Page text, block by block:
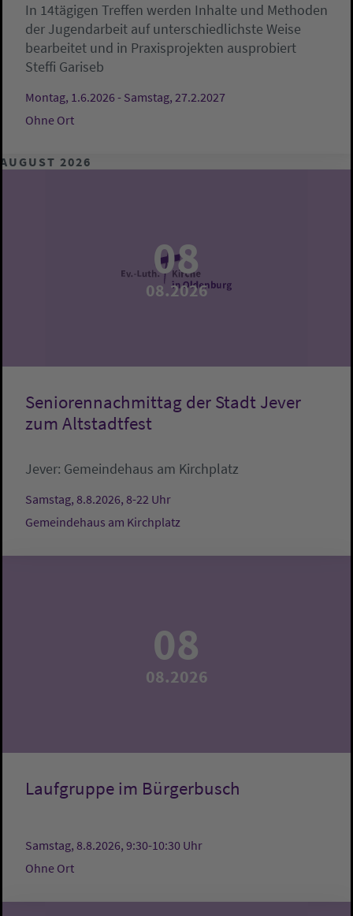
In 14tägigen Treffen werden Inhalte und Methoden
der Jugendarbeit auf unterschiedlichste Weise
bearbeitet und in Praxisprojekten ausprobiert
Steffi Gariseb
Montag, 1.6.2026 - Samstag, 27.2.2027
Ohne Ort
AUGUST 2026
08
08.2026
Seniorennachmittag der Stadt Jever
zum Altstadtfest
Jever: Gemeindehaus am Kirchplatz
Samstag, 8.8.2026, 8-22 Uhr
Gemeindehaus am Kirchplatz
08
08.2026
Laufgruppe im Bürgerbusch
Samstag, 8.8.2026, 9:30-10:30 Uhr
Ohne Ort